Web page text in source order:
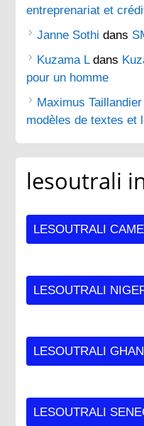
entreprenariat et
Janne Sothi dans
Kuzama Ldans
pour un homme
Maximus Taillandier
modèles de textes et
lesoutrali
LESOUTRALI
LESOUTRALI
LESOUTRALI
LESOUTRALI